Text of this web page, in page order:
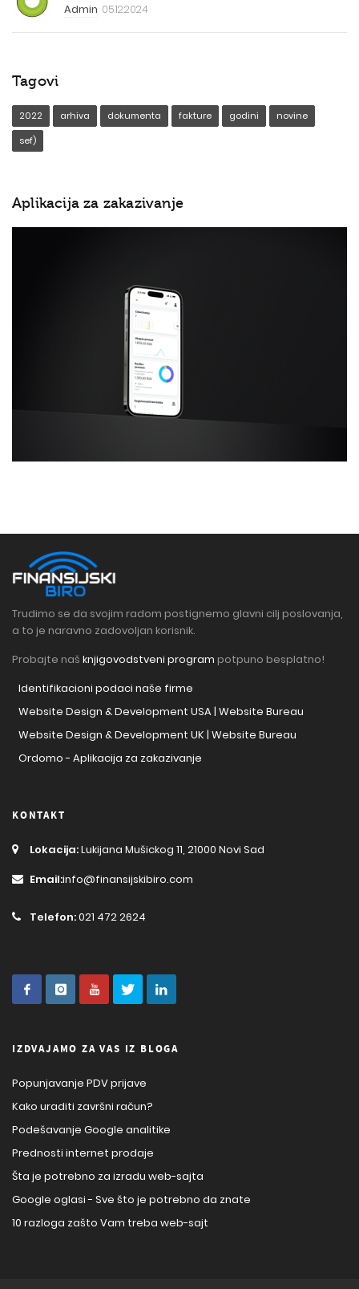
Admin 05.12.2024
Tagovi
2022 arhiva dokumenta fakture godini
novine
sef)
Aplikacija za zakazivanje
Trudimo se da svojim radom postignemo glavni cilj poslovanja,
a to je naravno zadovoljan korisnik.
Probajte naš knjigovodstveni program potpuno besplatno!
Identifikacioni podaci naše firme
Website Design & Development USA | Website Bureau
Website Design & Development UK | Website Bureau
Ordomo - Aplikacija za zakazivanje
KONTAKT
Lokacija:Lukijana Mušickog 11, 21000 Novi Sad
Email:info@finansijskibiro.com
Telefon:021 472 2624
IZDVAJAMO ZA VAS IZ BLOGA
Popunjavanje PDV prijave
Kako uraditi završni račun?
Podešavanje Google analitike
Prednosti internet prodaje
Šta je potrebno za izradu web-sajta
Google oglasi - Sve što je potrebno da znate
10 razloga zašto Vam treba web-sajt